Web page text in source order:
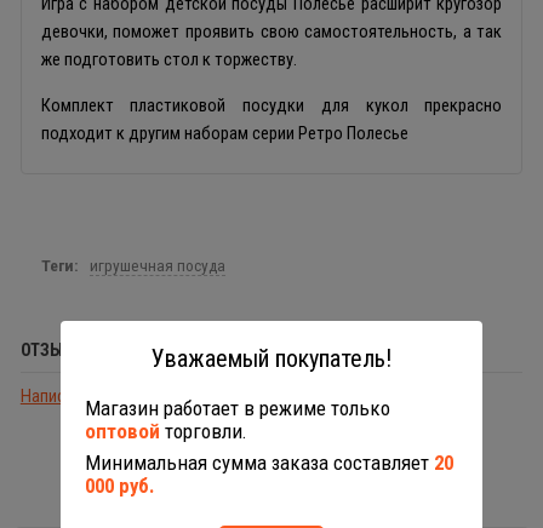
девочки, поможет проявить свою самостоятельность, а так
же подготовить стол к торжеству.
Комплект пластиковой посудки для кукол прекрасно
подходит к другим наборам серии Ретро Полесье
Теги: игрушечная посуда
ОТЗЫВЫ (0)
Написать отзыв
ПОХОЖИЕ ТОВАРЫ
Уважаемый покупатель!
Магазин работает в режиме только
оптовой торговли.
Минимальная сумма заказа составляет 20
000 руб.